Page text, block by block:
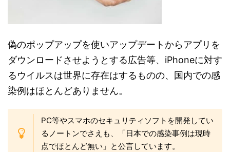
偽のポップアップを使いアップデートからアプリを
ダウンロードさせようとする広告等、iPhoneに対す
るウイルスは世界に存在はするものの、国内での感
染例はほとんどありません。
PC等やスマホのセキュリティソフトを開発してい
るノートンでさえも、「日本での感染事例は現時
点でほとんど無い」と公言しています。